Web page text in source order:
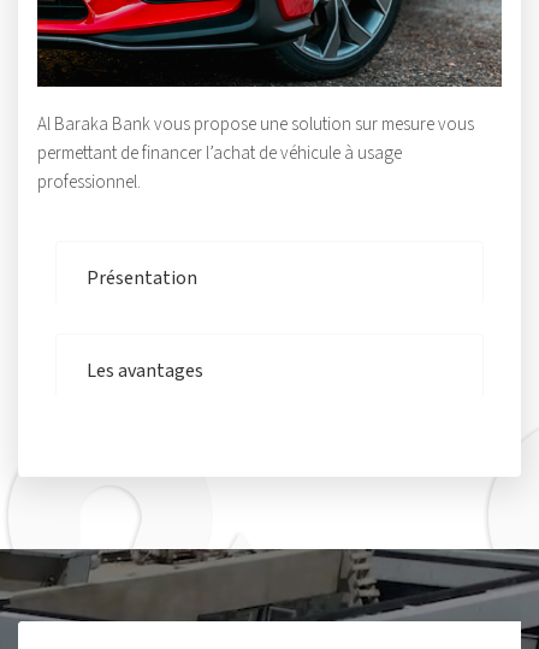
Al Baraka Bank vous propose une solution sur mesure vous
permettant de financer l’achat de véhicule à usage
professionnel.
Présentation
Les avantages